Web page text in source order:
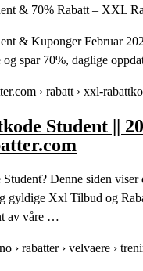
& 70% Rabatt – XXL
& Kuponger Februar
spar 70%, daglige
› rabatt › xxl-
Student ||
Denne siden viser
gyldige Xxl Tilbud og
av våre …
› rabatter › velvaere ›